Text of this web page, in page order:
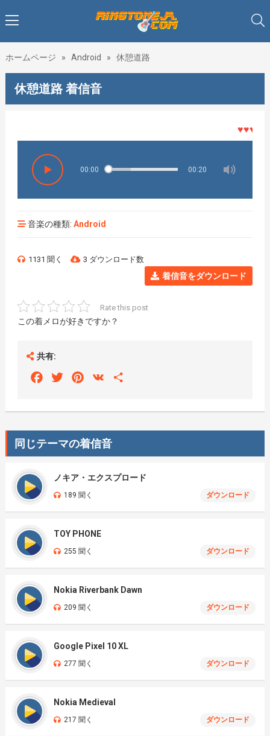
ホームページ » Android » 休憩道路
休憩道路 着信音
♥♥♥着メ
00:00 00:20
音楽の種類: Android
1131 聞く 3 ダウンロード数
着信音をダウンロード
Rate this post
この着メロが好きですか？
共有:
FacebookTwitterPinterest
VK
同じテーマの着信音
ノキア・エクスプロード
189 聞く ダウンロード
TOY PHONE
255 聞く ダウンロード
Nokia Riverbank Dawn
209 聞く ダウンロード
Google Pixel 10 XL
277 聞く ダウンロード
Nokia Medieval
217 聞く ダウンロード